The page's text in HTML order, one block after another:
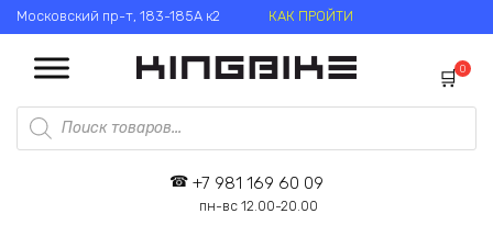
Перейти
к
содержанию
Московский пр-т, 183-185А к2 КАК ПРОЙТИ
Поиск
товаров
0
+7 981 169 60 09
пн-вс 12.00-20.00